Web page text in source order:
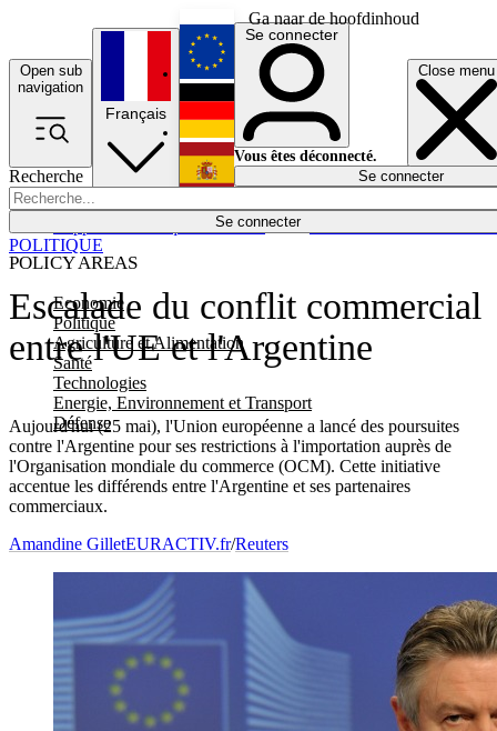
Ga naar de hoofdinhoud
Open sub
navigation
Close menu
Recherche
Se connecter
POLICY AREAS
Economie
Politique
Agriculture et Alimentation
Santé
Technologies
Energie, Environnement et Transport
Défense
Économie
Français
English
Deutsch
Español
Se connecter
Vous êtes déconnecté.
Se connecter
Escalade du conflit commercial
entre l'UE et l'Argentine
Aujourd'hui (25 mai), l'Union européenne a lancé des poursuites
contre l'Argentine pour ses restrictions à l'importation auprès de
l'Organisation mondiale du commerce (OCM). Cette initiative
accentue les différends entre l'Argentine et ses partenaires
commerciaux.
POLITIQUE
Amandine GilletEURACTIV.fr/Reuters